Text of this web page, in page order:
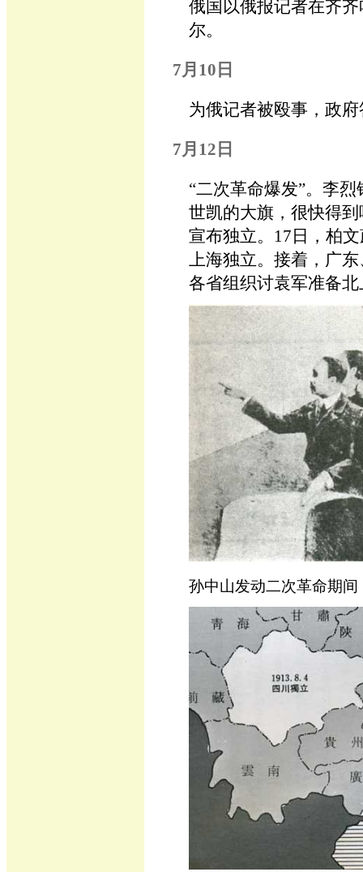
俄国以俄报记者在齐
尔。
7月10日
为俄记者被殴事，政
7月12日
“二次革命爆发”。李
世凯的大旗，很快得
宣布独立。17日，柏
上海独立。接着，广
各省组织讨袁军准备北
孙中山发动二次革命期